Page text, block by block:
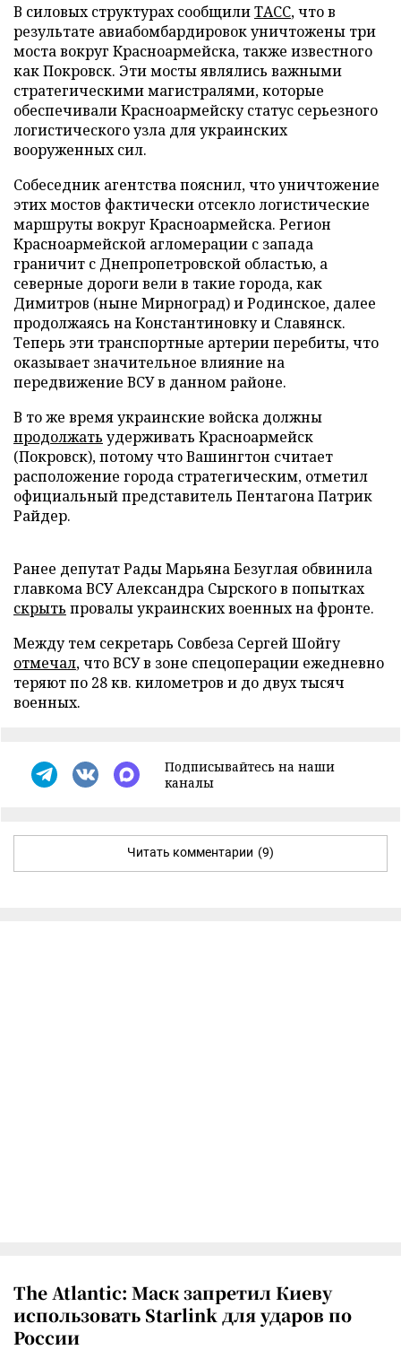
В силовых структурах сообщилиТАСС, что в
результате авиабомбардировок уничтожены три
моста вокруг Красноармейска, также известного
как Покровск. Эти мосты являлись важными
стратегическими магистралями, которые
обеспечивали Красноармейску статус серьезного
логистического узла для украинских
вооруженных сил.
Собеседник агентства пояснил, что уничтожение
этих мостов фактически отсекло логистические
маршруты вокруг Красноармейска. Регион
Красноармейской агломерации с запада
граничит с Днепропетровской областью, а
северные дороги вели в такие города, как
Димитров (ныне Мирноград) и Родинское, далее
продолжаясь на Константиновку и Славянск.
Теперь эти транспортные артерии перебиты, что
оказывает значительное влияние на
передвижение ВСУ в данном районе.
В то же время украинские войска должны
продолжать удерживать Красноармейск
(Покровск), потому что Вашингтон считает
расположение города стратегическим, отметил
официальный представитель Пентагона Патрик
Райдер.
Ранее депутат Рады Марьяна Безуглая обвинила
главкома ВСУ Александра Сырского в попытках
скрыть провалы украинских военных на фронте.
Между тем секретарь Совбеза Сергей Шойгу
отмечал, что ВСУ в зоне спецоперации ежедневно
теряют по 28 кв. километров и до двух тысяч
военных.
Подписывайтесь на наши
каналы
Читать комментарии (9)
The Atlantic: Маск запретил Киеву
использовать Starlink для ударов по
России